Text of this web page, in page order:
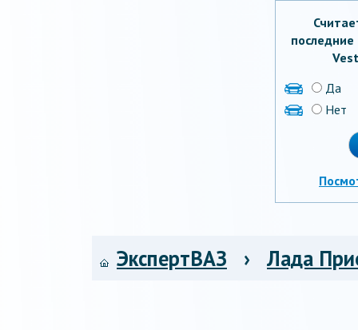
Да
Нет
ЭкспертВАЗ › Лада